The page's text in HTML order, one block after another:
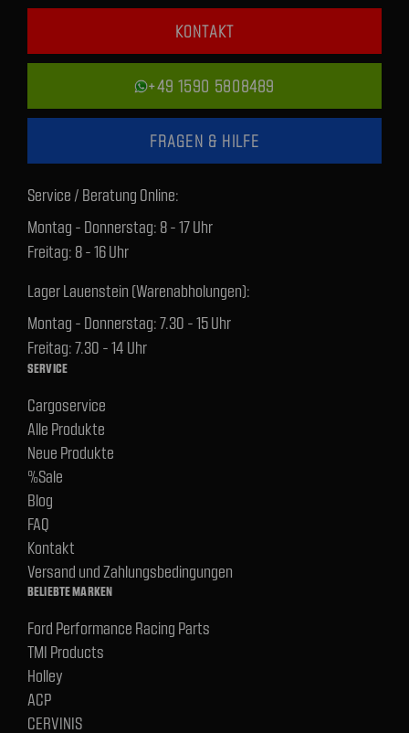
KONTAKT
+49 1590 5808489
FRAGEN & HILFE
Service / Beratung Online:
Montag - Donnerstag: 8 - 17 Uhr
Freitag: 8 - 16 Uhr
Lager Lauenstein (Warenabholungen):
Montag - Donnerstag: 7.30 - 15 Uhr
Freitag: 7.30 - 14 Uhr
SERVICE
Cargoservice
Alle Produkte
Neue Produkte
%Sale
Blog
FAQ
Kontakt
Versand und Zahlungsbedingungen
BELIEBTE MARKEN
Ford Performance Racing Parts
TMI Products
Holley
ACP
CERVINIS